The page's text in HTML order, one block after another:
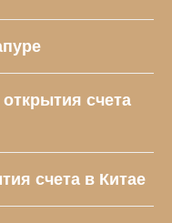
счета
счета в Китае